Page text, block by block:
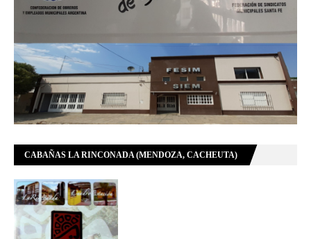
CABAÑAS LA RINCONADA (MENDOZA, CACHEUTA)